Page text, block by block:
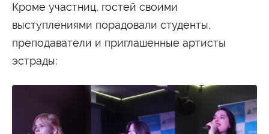
Кроме участниц, гостей своими
выступлениями порадовали студенты,
преподаватели и приглашенные артисты
эстрады: